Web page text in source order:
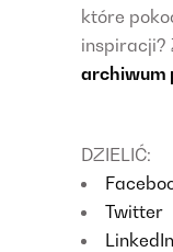
które
inspiracji?
archiwum
DZIELIĆ:
Twitter
LinkedIn